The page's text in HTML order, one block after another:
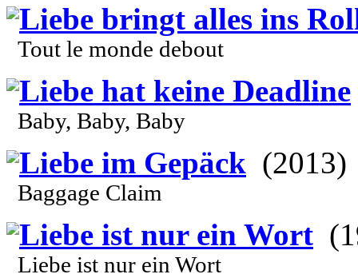
Liebe bringt alles ins
Tout le monde debout
Liebe hat keine Deadline
Baby, Baby, Baby
Liebe im Gepäck (2013)
Baggage Claim
Liebe ist nur ein Wort
Liebe ist nur ein Wort